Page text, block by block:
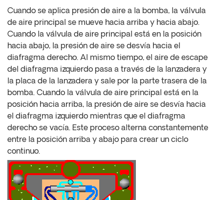
Cuando se aplica presión de aire a la bomba, la válvula
de aire principal se mueve hacia arriba y hacia abajo.
Cuando la válvula de aire principal está en la posición
hacia abajo, la presión de aire se desvía hacia el
diafragma derecho. Al mismo tiempo, el aire de escape
del diafragma izquierdo pasa a través de la lanzadera y
la placa de la lanzadera y sale por la parte trasera de la
bomba. Cuando la válvula de aire principal está en la
posición hacia arriba, la presión de aire se desvía hacia
el diafragma izquierdo mientras que el diafragma
derecho se vacía. Este proceso alterna constantemente
entre la posición arriba y abajo para crear un ciclo
continuo.